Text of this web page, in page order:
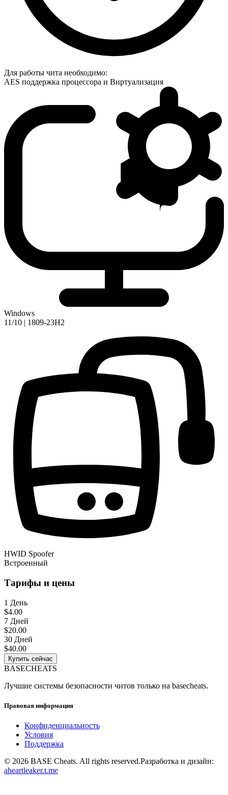
Для работы чита необходимо:
AES поддержка процессора и Виртуализация
Windows
11/10 | 1809-23H2
HWID Spoofer
Встроенный
Тарифы и цены
1 День
$4.00
7 Дней
$20.00
30 Дней
$40.00
Купить сейчас
BASECHEATS
Лучшие системы безопасности читов только на basecheats.
Правовая информация
Конфиденциальность
Условия
Поддержка
© 2026 BASE Cheats. All rights reserved.Разработка и дизайн:
aheartleaker.t.me